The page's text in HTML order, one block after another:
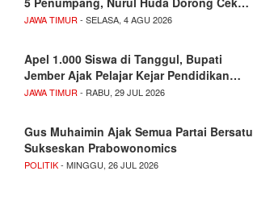
JAWA TIMUR - SELASA, 4 AGU 2026
Apel 1.000 Siswa di Tanggul, Bupati
Jember Ajak Pelajar Kejar Pendidikan…
JAWA TIMUR - RABU, 29 JUL 2026
Gus Muhaimin Ajak Semua Partai Bersatu
Sukseskan Prabowonomics
POLITIK- MINGGU, 26 JUL 2026